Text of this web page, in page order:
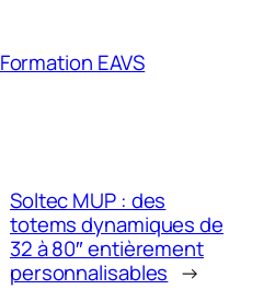
Formation EAVS
Soltec MUP : des
totems dynamiques de
32 à 80″ entièrement
personnalisables →